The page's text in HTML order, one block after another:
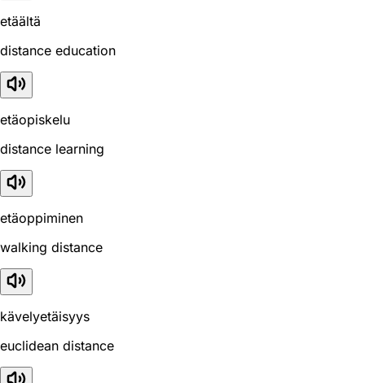
etäältä
distance education
etäopiskelu
distance learning
etäoppiminen
walking distance
kävelyetäisyys
euclidean distance